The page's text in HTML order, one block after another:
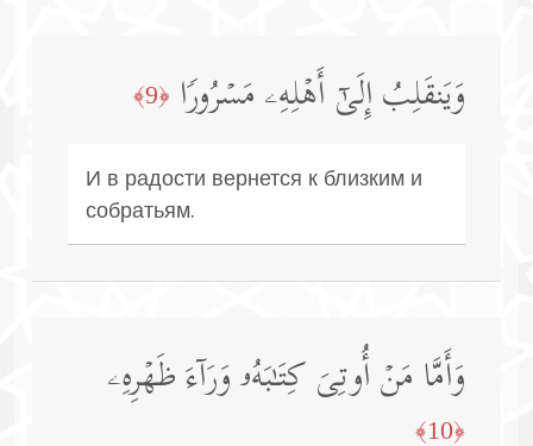
وَیَنقَلِبُ إِلَىٰۤ أَهۡلِهِۦ مَسۡرُورࣰا ﴿9﴾
И в радости вернется к близким и
собратьям.
وَأَمَّا مَنۡ أُوتِیَ كِتَـٰبَهُۥ وَرَاۤءَ ظَهۡرِهِۦ
﴿10﴾